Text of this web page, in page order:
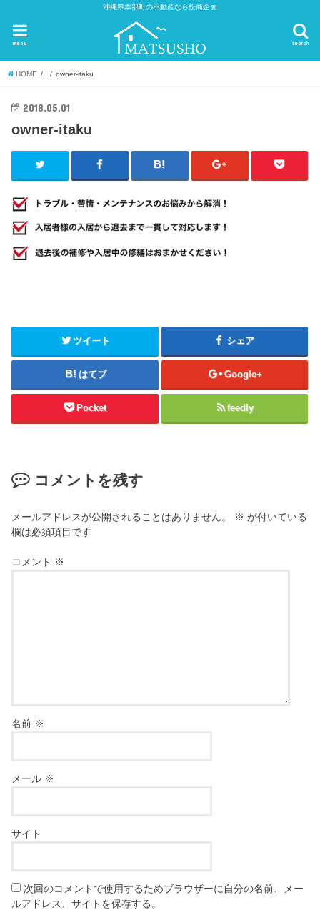
沖縄県本部町の不動産なら松商企画
search
menu
HOME owner-itaku
2018.05.01
owner-itaku
ツイート シェア
はてブ Google+
Pocket feedly
コメントを残す
メールアドレスが公開されることはありません。 ※ が付いている
欄は必須項目です
コメント ※
名前 ※
メール ※
サイト
次回のコメントで使用するためブラウザーに自分の名前、メー
ルアドレス、サイトを保存する。